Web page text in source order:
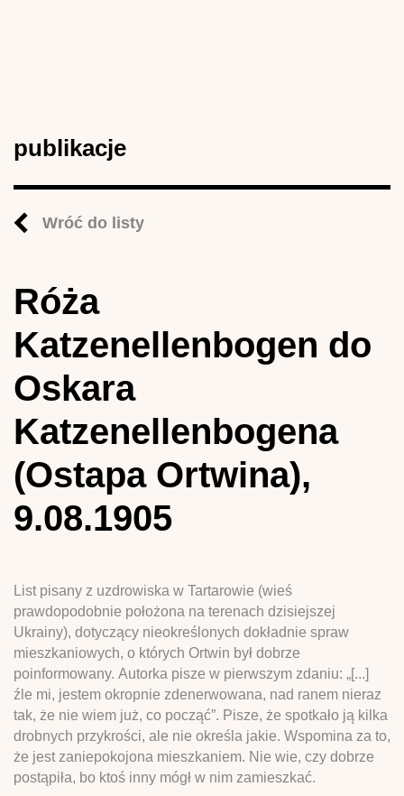
publikacje
Wróć do listy
Róża
Katzenellenbogen do
Oskara
Katzenellenbogena
(Ostapa Ortwina),
9.08.1905
List pisany z uzdrowiska w Tartarowie (wieś
prawdopodobnie położona na terenach dzisiejszej
Ukrainy), dotyczący nieokreślonych dokładnie spraw
mieszkaniowych, o których Ortwin był dobrze
poinformowany. Autorka pisze w pierwszym zdaniu: „[...]
źle mi, jestem okropnie zdenerwowana, nad ranem nieraz
tak, że nie wiem już, co począć”. Pisze, że spotkało ją kilka
drobnych przykrości, ale nie określa jakie. Wspomina za to,
że jest zaniepokojona mieszkaniem. Nie wie, czy dobrze
postąpiła, bo ktoś inny mógł w nim zamieszkać.